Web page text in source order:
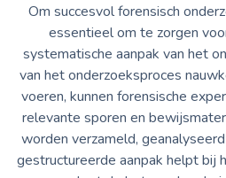
Om succesvol forensisch
essentieel om te zorgen
systematische aanpak van het
van het onderzoeksproces
voeren, kunnen forensische
relevante sporen en
worden verzameld,
gestructureerde aanpak helpt bij